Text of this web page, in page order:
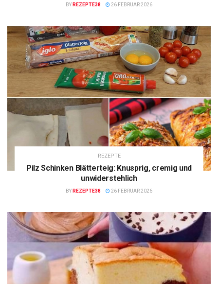
BY REZEPTE38 26 FEBRUAR 2026
REZEPTE
Pilz Schinken Blätterteig: Knusprig, cremig und
unwiderstehlich
BY REZEPTE38 26 FEBRUAR 2026